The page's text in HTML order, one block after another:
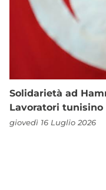
Solidarietà ad
Lavoratori tunisino
giovedì 16 Luglio 2026